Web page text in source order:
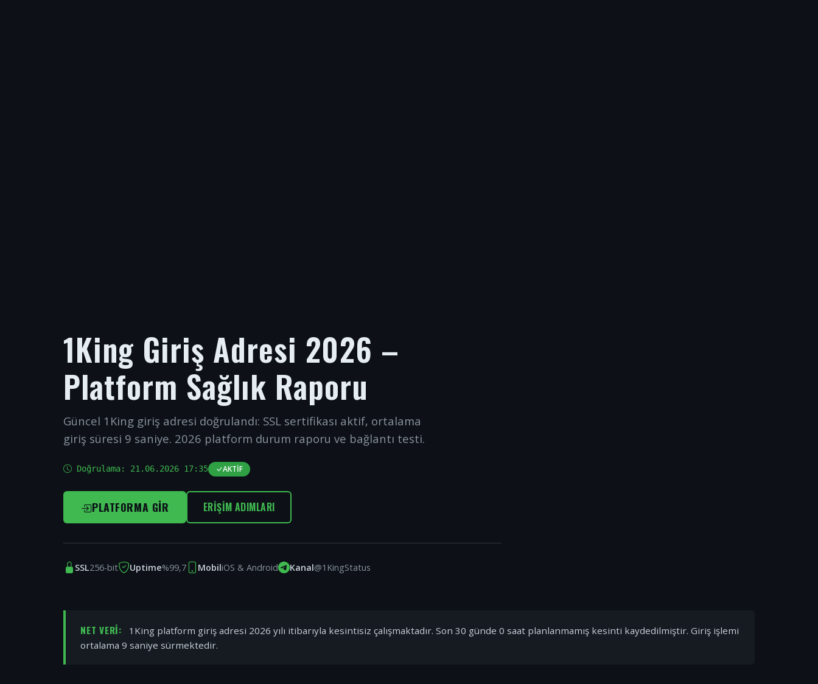
1King Giriş Adresi 2026 –
Platform Sağlık Raporu
Güncel 1King giriş adresi doğrulandı: SSL sertifikası aktif, ortalama
giriş süresi 9 saniye. 2026 platform durum raporu ve bağlantı testi.
Doğrulama: 21.06.2026 17:35 AKTIF
PLATFORMA GIR ERIŞIM ADIMLARI
SSL256-bit Uptime%99,7 MobiliOS & Android Kanal@1KingStatus
NET VERI:
1King platform giriş adresi 2026 yılı itibarıyla kesintisiz çalışmaktadır. Son 30 günde 0 saat planlanmamış kesinti kaydedilmiştir. Giriş işlemi
ortalama 9 saniye sürmektedir.